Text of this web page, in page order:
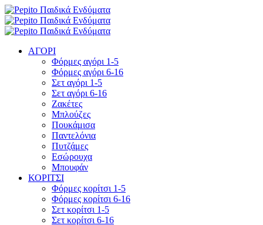
ΑΓΟΡΙ
Φόρμες αγόρι 1-5
Φόρμες αγόρι 6-16
Σετ αγόρι 1-5
Σετ αγόρι 6-16
Ζακέτες
Μπλούζες
Πουκάμισα
Παντελόνια
Πυτζάμες
Εσώρουχα
Μπουφάν
ΚΟΡΙΤΣΙ
Φόρμες κορίτσι 1-5
Φόρμες κορίτσι 6-16
Σετ κορίτσι 1-5
Σετ κορίτσι 6-16